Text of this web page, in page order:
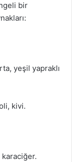
bir
yeşil yapraklı
kivi.
karaciğer.